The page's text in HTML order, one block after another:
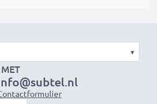
wordt grondig getest op
Bestel nu – snelle
▾